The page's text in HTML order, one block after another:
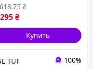
₴
.75 ₴
Купить
TUT 100%